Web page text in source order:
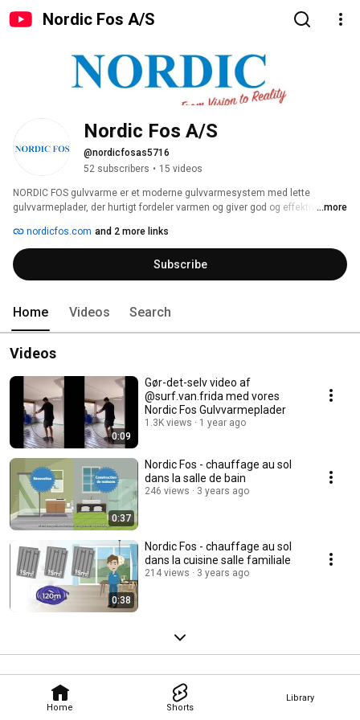
Nordic Fos A/S
Home Shorts
Library
Nordic Fos A/S
@nordicfosas5716
52 subscribers • 15 videos
NORDIC FOS gulvvarme er et moderne gulvvarmesystem med lette
gulvvarmeplader, der hurtigt fordeler varmen og giver god og effektiv
til at reducere energiforbruget og giver bedre indeklima og komfort, mindre
varmeregning og miljøbelastning.
...more
nordicfos.com and 2 more links
Subscribe
Home Videos Search
Videos
0:09
Gør-det-selv video af
@surf.van.frida med vores
Nordic Fos Gulvvarmeplader
1.3K views 1 year ago
0:37
Nordic Fos - chauffage au sol
dans la salle de bain
246 views 3 years ago
0:38
Nordic Fos - chauffage au sol
dans la cuisine salle familiale
214 views 3 years ago